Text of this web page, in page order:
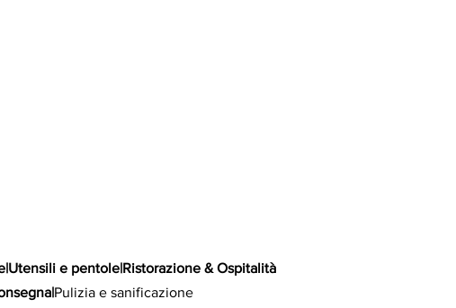
|Utensili e pentole|Ristorazione & Ospitalità
|Pulizia e sanificazione